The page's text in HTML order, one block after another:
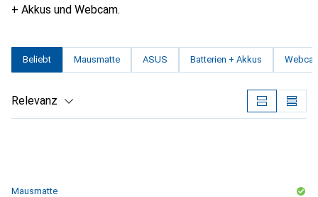
+ Akkus und Webcam.
Beliebt Mausmatte ASUS Batterien + Akkus
Relevanz
Mausmatte